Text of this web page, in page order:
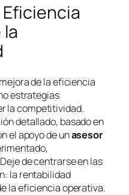
de la eficiencia
estrategias
la competitividad.
detallado, basado en
el apoyo de unasesor
de centrarse en las
la rentabilidad
la eficiencia operativa.